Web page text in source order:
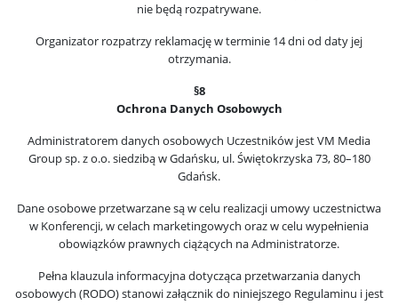
nie będą rozpatrywane.
Organizator rozpatrzy reklamację w terminie 14 dni od daty jej
otrzymania.
§8
Ochrona Danych Osobowych
Administratorem danych osobowych Uczestników jest VM Media
Group sp. z o.o. siedzibą w Gdańsku, ul. Świętokrzyska 73, 80–180
Gdańsk.
Dane osobowe przetwarzane są w celu realizacji umowy uczestnictwa
w Konferencji, w celach marketingowych oraz w celu wypełnienia
obowiązków prawnych ciążących na Administratorze.
Pełna klauzula informacyjna dotycząca przetwarzania danych
osobowych (RODO) stanowi załącznik do niniejszego Regulaminu i jest